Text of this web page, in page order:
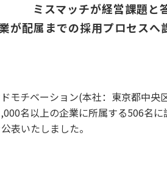
ミスマッチが経営課題
が配属までの採用プロセス
モチベーション(本社：東京都中
名以上の企業に所属する506名
表いたしました。